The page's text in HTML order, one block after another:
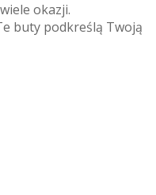
okazji.
buty podkreślą Twoją